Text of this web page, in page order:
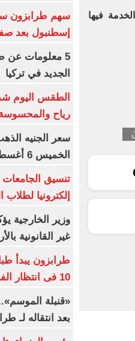
فيها
إسطنبول بعد
5 معلومات عن
الجديد في تركيا
الطقس اليوم
رياح والمحسوسة
سعر الجنيه
الخميس 6 أغسطس 2026
إلكترونيا لطلاب
وزير الخارجية
غير القانونية
طرابزون يبدأ
10 فى انتظار الفرعون (فيديو)
«قنبلة
بعد انتقاله لـ